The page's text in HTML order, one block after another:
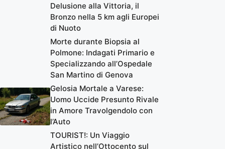
Delusione alla Vittoria, il
Bronzo nella 5 km agli Europei
di Nuoto
Morte durante Biopsia al
Polmone: Indagati Primario e
Specializzando all’Ospedale
San Martino di Genova
Gelosia Mortale a Varese:
Uomo Uccide Presunto Rivale
in Amore Travolgendolo con
l’Auto
TOURIST!: Un Viaggio
Artistico nell’Ottocento sul